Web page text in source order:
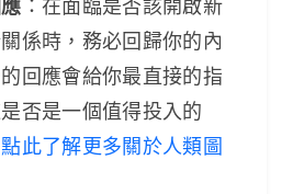
：在面臨是否該開啟新
係時，務必回歸你的內
回應會給你最直接的指
否是一個值得投入的
點此了解更多關於人類圖